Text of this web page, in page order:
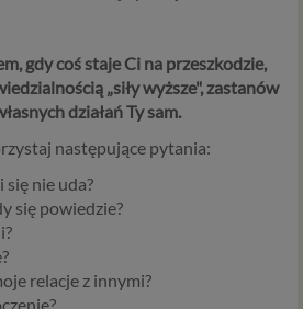
gdy coś staje Ci na przeszkodzie,
„siły wyższe", zastanów
działań Ty sam.
następujące pytania:
się nie uda?
się powiedzie?
relacje z innymi?
z RODO, informacje o
do zidentyfikowania
korzystania z naszego
konsultacyjnym czy w innej
Psychoradę. Dane osobowe
w plikach cookies lub podobnych
storage) instalowanych przez nas
Partnerów na naszych stronach i